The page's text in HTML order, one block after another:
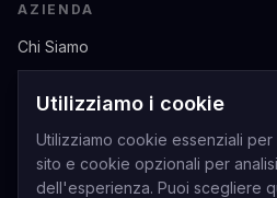
AZIENDA
Chi Siamo
Privacy
Termini di Servizio
Utilizziamo i cookie
Utilizziamo cookie essenziali
sito e cookie opzionali per
dell'esperienza. Puoi scegliere